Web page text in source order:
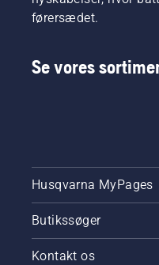
førersædet.
Se vores
Husqvarna MyPages
Butikssøger
Kontakt os